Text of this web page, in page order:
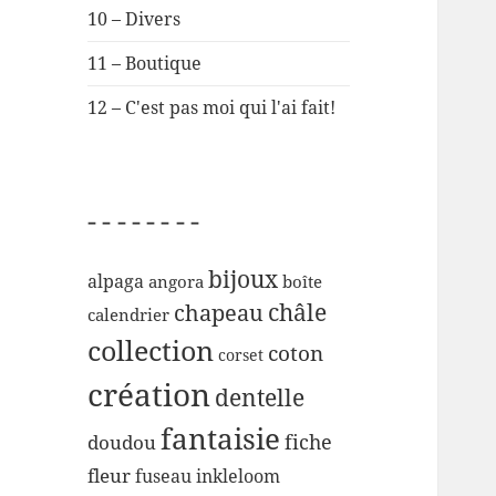
10 – Divers
11 – Boutique
12 – C'est pas moi qui l'ai fait!
– – – – – – – –
alpaga angora bijoux boîte
calendrier chapeauchâle
collection corset coton
créationdentelle
doudoufantaisie fiche
fleurfuseauinkleloom